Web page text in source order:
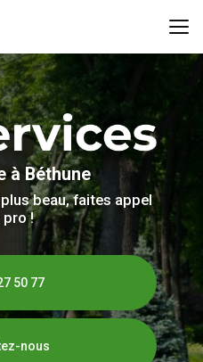
à Béthune
beau, faites appel
pro !
50 77
nous